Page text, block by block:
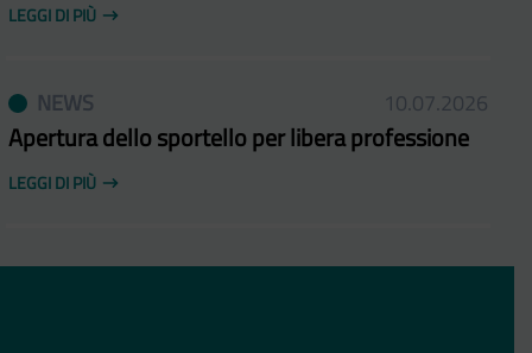
LEGGI DI PIÙ
NEWS 10.07.2026
Apertura dello sportello per libera professione
LEGGI DI PIÙ